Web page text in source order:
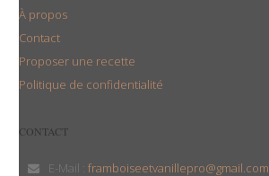
À propos
Contact
Proposer une recette
Politique de confidentialité
CONTACT
E-Mail :framboiseetvanillepro@gmail.com